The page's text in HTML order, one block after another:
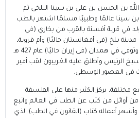
بن الحسن بن علي بن سينا ​​البلخي ثم
سينا ​​عالمًا وطبيبًا مسلمًا اشتهر بالطب
في قرية أفشنة بالقرب من بخاري (في
بلخ (في أفغانستان حاليًا) وأم قروية،
ولد عام 370 هـ (980 م)، وتوفي في همدان (في إيران حاليًا) عام 427 هـ
الرئيس وأطلق عليه الغربيون لقب أمير
في العصور الوسطى.
مختلفة، يركز الكثير منها على الفلسفة
​​من أوائل من كتب عن الطب في العالم واتبع
أعماله كتاب (القانون في الطب) الذي